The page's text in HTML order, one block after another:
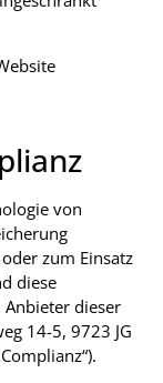
von
zum Einsatz
diese
dieser
14-5, 9723 JG